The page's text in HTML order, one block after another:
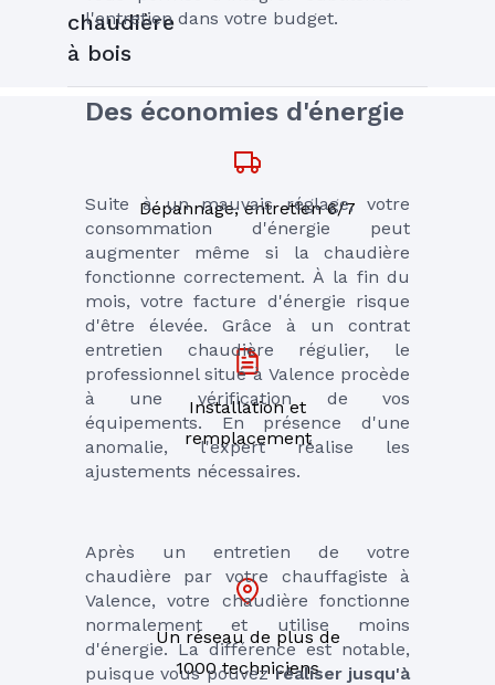
l'entretien dans votre budget.
Des économies d'énergie
Suite à un mauvais réglage, votre
consommation d'énergie peut
augmenter même si la chaudière
fonctionne correctement. À la fin du
mois, votre facture d'énergie risque
d'être élevée. Grâce à un contrat
entretien chaudière régulier, le
professionnel situé à Valence procède
à une vérification de vos
équipements. En présence d'une
anomalie, l'expert réalise les
ajustements nécessaires.
Après un entretien de votre
chaudière par votre chauffagiste à
Valence, votre chaudière fonctionne
normalement et utilise moins
d'énergie. La différence est notable,
puisque vous pouvez réaliser jusqu'à
chaudière
à bois
Dépannage, entretien 6/7
Installation et
remplacement
Un réseau de plus de
1000 techniciens